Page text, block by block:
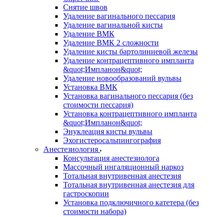
Снятие швов
Удаление вагинального пессария
Удаление вагинальной кисты
Удаление ВМК
Удаление ВМК 2 сложности
Удаление кисты бартолиниевой железы
Удаление контрацептивного импланта
&quot;Импланон&quot;
Удаление новообразований вульвы
Установка ВМК
Установка вагинального пессария (без
стоимости пессария)
Установка контрацептивного импланта
&quot;Импланон&quot;
Энуклеация кисты вульвы
Эхогистеросальпингография
Анестезиология
Консультация анестезиолога
Массочный ингаляционный наркоз
Тотальная внутривенная анестезия
Тотальная внутривенная анестезия для
гастроскопии
Установка подключичного катетера (без
стоимости набора)